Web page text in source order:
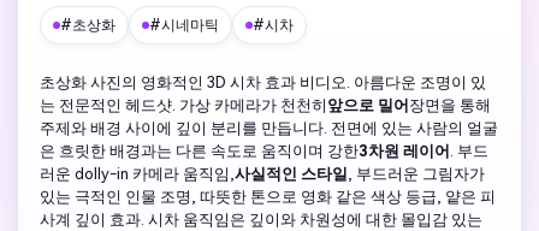
#초상화 #시네마틱 #시차
초상화 사진의 영화적인 3D 시차 효과 비디오. 아름다운 조명이 있
는 전문적인 헤드샷. 가상 카메라가 천천히 앞으로 밀어 장면을 통해
주제와 배경 사이에 깊이 분리를 만듭니다. 전면에 있는 사람의 얼굴
은 흐릿한 배경과는 다른 속도로 움직이며 강한3차원 레이어 . 부드
러운 dolly-in 카메라 움직임,사실적인 스타일, 부드러운 그림자가
있는 극적인 인물 조명, 따뜻한 톤으로 영화 같은 색상 등급, 얕은 피
사계 깊이 효과. 시차 움직임은 깊이와 차원성에 대한 몰입감 있는